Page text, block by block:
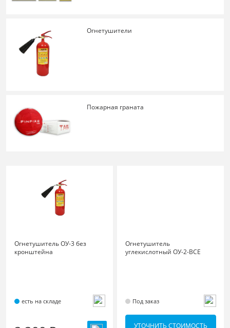
Огнетушители
Пожарная граната
Огнетушитель ОУ-3 без
кронштейна
есть на складе
Огнетушитель
углекислотный ОУ-2-ВСЕ
Под заказ
УТОЧНИТЬ СТОИМОСТЬ